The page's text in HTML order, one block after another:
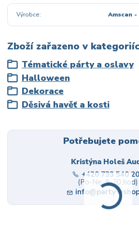
Výrobce Amscan
Zboží zařazeno v
Tématické párty a oslavy
Halloween
Dekorace
Děsivá havěť a kosti
Potřebujete
Kristýna Holeš
+420 733 540
(Po-Ne, 9-20 hod)
info@party-